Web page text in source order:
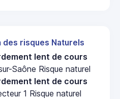
des risques Naturels
lent de cours
Saône Risque naturel
lent de cours
1 Risque naturel